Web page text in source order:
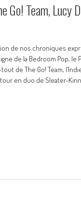
Go! Team, Lucy
de nos chroniques
de la Bedroom Pop, le
de The Go! Team,
en duo de Sleater-